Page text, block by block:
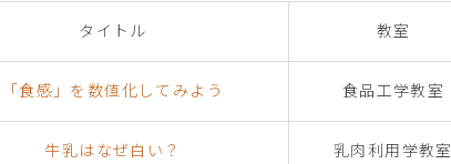
タイトル 教室
「食感」を数値化してみよう 食品工学教室
牛乳はなぜ白い？ 乳肉利用学教室